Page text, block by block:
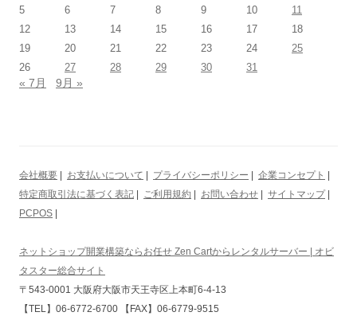
5
6 7 8 9 10
11
12
13 14 15 16 17
18
19
20 21 22 23 24
25
26
27 28 29 30 31
« 7月 9月 »
会社概要 お支払いについて プライバシーポリシー 企業コンセプト
特定商取引法に基づく表記
ご利用規約 お問い合わせ サイトマップ|
PCPOS
ネットショップ開業構築ならお任せ Zen Cartからレンタルサーバー | オビ
タスター総合サイト
〒543-0001 大阪府大阪市天王寺区上本町6-4-13
【TEL】06-6772-6700 【FAX】06-6779-9515